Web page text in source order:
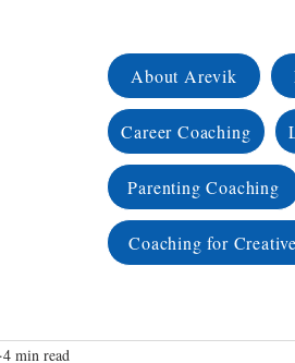
About Arevik
Career Coaching
Parenting Coaching
Coaching for
4 min read